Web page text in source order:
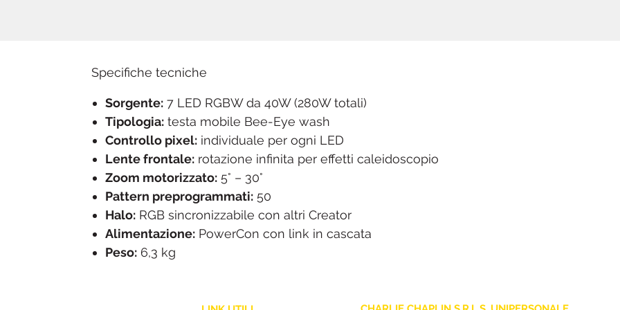
Specifiche tecniche
Sorgente: 7 LED RGBW da 40W (280W totali)
Tipologia: testa mobile Bee-Eye wash
Controllo pixel: individuale per ogni LED
Lente frontale: rotazione infinita per effetti caleidoscopio
Zoom motorizzato: 5° – 30°
Pattern preprogrammati: 50
Halo: RGB sincronizzabile con altri Creator
Alimentazione: PowerCon con link in cascata
Peso: 6,3 kg